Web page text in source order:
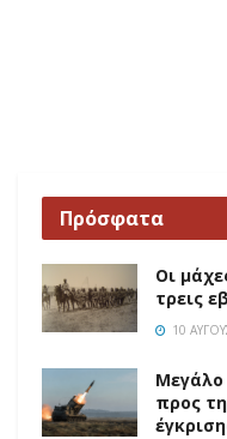
Πρόσφατα
Οι
τρεις
10
προς